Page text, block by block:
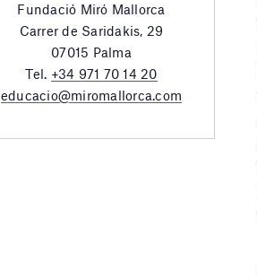
Fundació Miró Mallorca
Carrer de Saridakis, 29
07015 Palma
Tel. +34 971 70 14 20
educacio@miromallorca.com